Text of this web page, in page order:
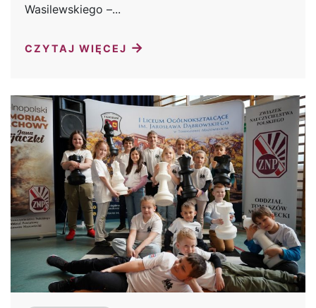
Wasilewskiego –...
CZYTAJ WIĘCEJ →